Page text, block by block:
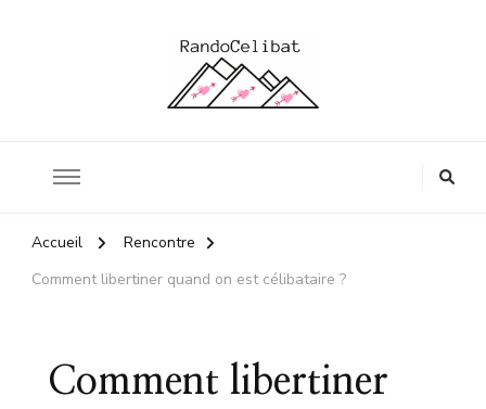
Accueil
Rencontre
Comment libertiner quand on est célibataire ?
Comment libertiner